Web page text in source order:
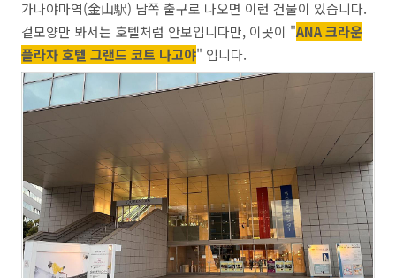
가나야마역(金山駅) 남쪽 출구로 나오면 이런 건물이 있습니다.
겉모양만 봐서는 호텔처럼 안보입니다만, 이곳이 "ANA 크라운
플라자 호텔 그랜드 코트 나고야" 입니다.